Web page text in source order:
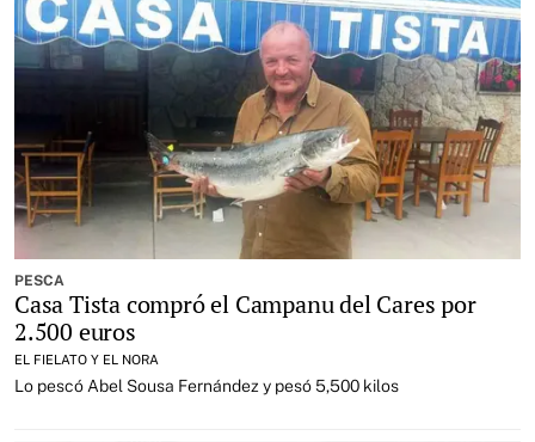
PESCA
Casa Tista compró el Campanu del Cares por
2.500 euros
EL FIELATO Y EL NORA
Lo pescó Abel Sousa Fernández y pesó 5,500 kilos